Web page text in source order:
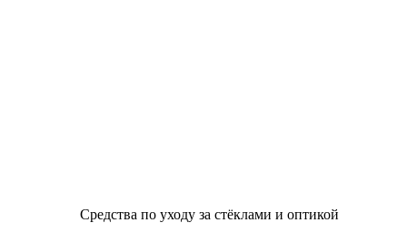
Средства по уходу за стёклами и оптикой